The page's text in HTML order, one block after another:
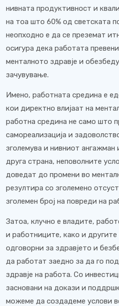
нивната продуктивност и
на тоа што 60% од светската
неопходно е да се преземат
осигура дека работата
менталното здравје и
зачувување.
Имено, работната средина е
кои директно влијаат на
работна средина не само што
самореализација и
зголемува и нивниот
друга страна, неповолните
доведат до промени во
резултира со зголемено
зголемен број на повреди на
Затоа, клучно е владите,
и работниците, како и другите
одговорни за здравјето и
да работат заедно за да го
здравје на работа. Со
засновани на докази и
можеме да создадеме услови